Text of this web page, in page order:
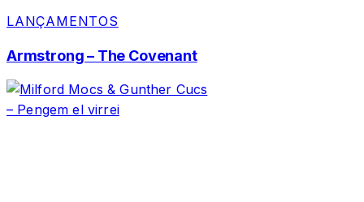
LANÇAMENTOS
Armstrong – The Covenant